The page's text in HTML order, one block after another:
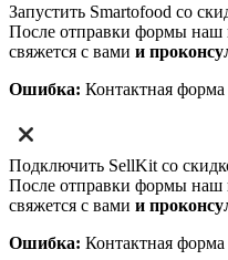
Запустить Smartofood со
После отправки формы наш
свяжется с вами и
Ошибка: Контактная
Подключить SellKit со
После отправки формы наш
свяжется с вами и
Ошибка: Контактная